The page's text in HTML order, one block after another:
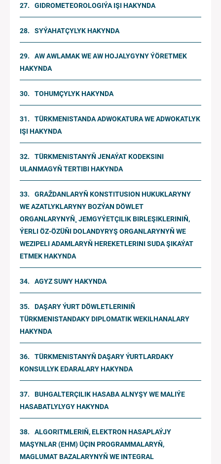
GIDROMETEOROLOGIÝA IŞI HAKYNDA
SYÝAHATÇYLYK HAKYNDA
AW AWLAMAK WE AW HOJALYGYNY ÝÖRETMEK
HAKYNDA
TOHUMÇYLYK HAKYNDA
TÜRKMENISTANDA ADWOKATURA WE ADWOKATLYK
IŞI HAKYNDA
TÜRKMENISTANYŇ JENAÝAT KODEKSINI
ULANMAGYŇ TERTIBI HAKYNDA
GRAŽDANLARYŇ KONSTITUSION HUKUKLARYNY
WE AZATLYKLARYNY BOZÝAN DÖWLET
ORGANLARYNYŇ¸ JEMGYÝETÇILIK BIRLEŞIKLERINIŇ,
ÝERLI ÖZ-ÖZÜŇI DOLANDYRYŞ ORGANLARYNYŇ WE
WEZIPELI ADAMLARYŇ HEREKETLERINI SUDA ŞIKAÝAT
ETMEK HAKYNDA
AGYZ SUWY HAKYNDA
DAŞARY ÝURT DÖWLETLERINIŇ
TÜRKMENISTANDAKY DIPLOMATIK WEKILHANALARY
HAKYNDA
TÜRKMENISTANYŇ DAŞARY ÝURTLARDAKY
KONSULLYK EDARALARY HAKYNDA
BUHGALTERÇILIK HASABA ALNYŞY WE MALIÝE
HASABATLYLYGY HAKYNDA
ALGORITMLERIŇ, ELEKTRON HASAPLAÝJY
MAŞYNLAR (EHM) ÜÇIN PROGRAMMALARYŇ,
MAGLUMAT BAZALARYNYŇ WE INTEGRAL